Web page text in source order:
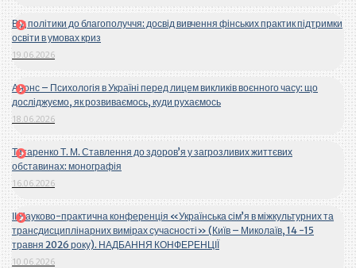
Від політики до благополуччя: досвід вивчення фінських практик підтримки
освіти в умовах криз
19.06.2026
Анонс – Психологія в Україні перед лицем викликів воєнного часу: що
досліджуємо, як розвиваємось, куди рухаємось
18.06.2026
Титаренко Т. М. Ставлення до здоров’я у загрозливих життєвих
обставинах: монографія
16.06.2026
ІІ Науково-практична конференція «Українська сім’я в міжкультурних та
трансдисциплінарних вимірах сучасності» (Київ – Миколаїв, 14 -15
травня 2026 року). НАДБАННЯ КОНФЕРЕНЦІЇ
10.06.2026